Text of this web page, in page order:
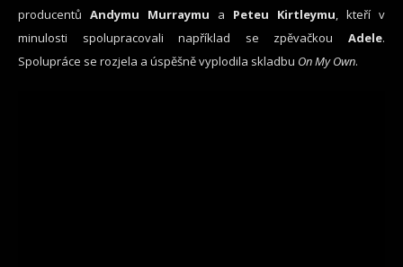
producentů Andymu Murraymu a Peteu Kirtleymu, kteří v
minulosti spolupracovali například se zpěvačkou Adele.
Spolupráce se rozjela a úspěšně vyplodila skladbu On My Own.